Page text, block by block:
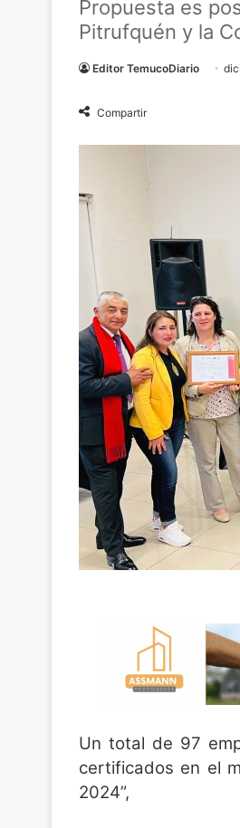
Propuesta es
Pitrufquén y la
Editor TemucoDiario
Compartir
Un total de 97
certificados en el
2024”,